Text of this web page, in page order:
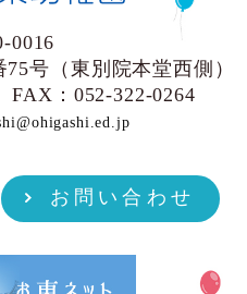
0016
号（東別院本堂西側）
FAX：052-322-0264
お問い合わせ